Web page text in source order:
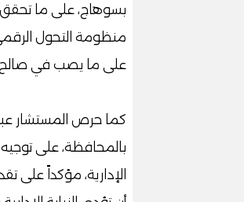
بسوهاج، على ما تحقق
منظومة التحول
على ما يصب في صالح
كما حرص المستشار عبد
بالمحافظة، على
الإدارية، مؤكداً